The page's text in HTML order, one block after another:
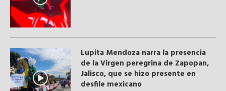
Lupita Mendoza narra la presencia
de la Virgen peregrina de Zapopan,
Jalisco, que se hizo presente en
desfile mexicano